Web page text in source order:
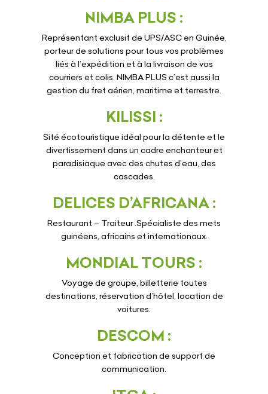
NIMBA PLUS :
Représentant exclusif de UPS/ASC en Guinée,
porteur de solutions pour tous vos problèmes
liés à l’expédition et à la livraison de vos
courriers et colis. NIMBA PLUS c’est aussi la
gestion du fret aérien, maritime et terrestre.
KILISSI :
Sité écotouristique idéal pour la détente et le
divertissement dans un cadre enchanteur et
paradisiaque avec des chutes d’eau, des
cascades.
DELICES D’AFRICANA :
Restaurant – Traiteur .Spécialiste des mets
guinéens, africains et internationaux.
MONDIAL TOURS :
Voyage de groupe, billetterie toutes
destinations, réservation d’hôtel, location de
voitures.
DESCOM :
Conception et fabrication de support de
communication.